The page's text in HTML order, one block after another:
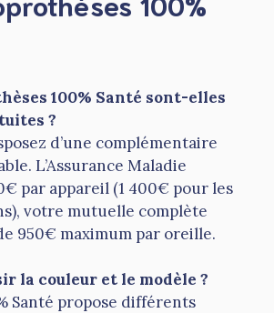
100% Santé sont-elles
?
d’une complémentaire
L’Assurance Maladie
par appareil (1 400€ pour les
votre mutuelle complète
950€ maximum par oreille.
la couleur et le modèle ?
Santé propose différents